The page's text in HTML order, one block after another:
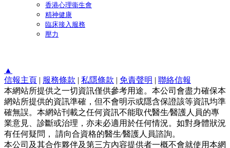
香港心理衞生會
精神健康
臨床接入服務
壓力
▲
信報主頁 | 服務條款 | 私隱條款 | 免責聲明 | 聯絡信報
本網站所提供之一切資訊僅供參考用途。本公司會盡力確保本
網站所提供的資訊準確，但不會明示或隱含保證該等資訊均準
確無誤。本網站刊載之任何資訊不能取代醫生∕醫護人員的專
業意見、診斷或治理，亦未必適用於任何情況。如對身體狀況
有任何疑問， 請向合資格的醫生∕醫護人員諮詢。
本公司及其合作夥伴及第三方內容提供者一概不會就使用本網